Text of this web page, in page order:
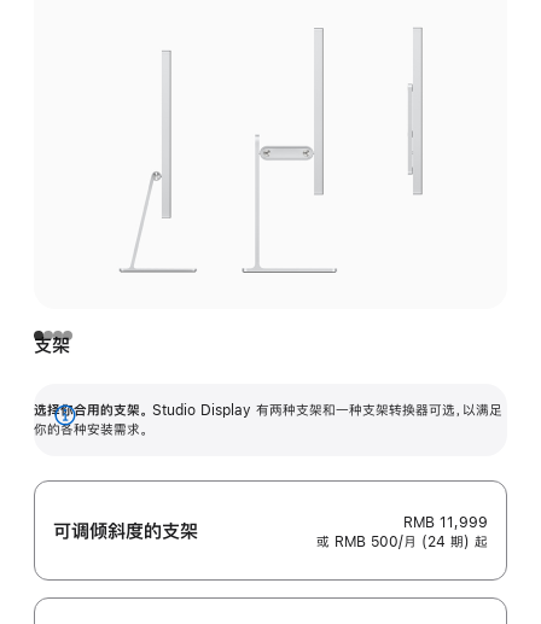
支架
选择你合用的支架。 Studio Display 有两种支架和一种支架转换器可选，以满足
你的各种安装需求。
展
可调倾斜度的支架
RMB 11,999
或 RMB 500/月 (24 期) 起